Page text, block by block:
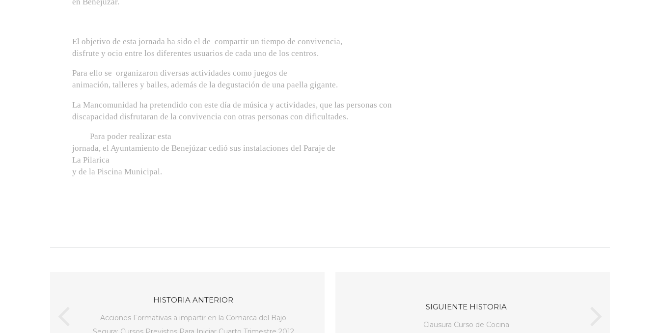
El objetivo de esta jornada ha sido el de compartir un tiempo de convivencia,
disfrute y ocio entre los diferentes usuarios de cada uno de los centros.
Para ello se organizaron diversas actividades como juegos de
animación, talleres y bailes, además de la degustación de una paella gigante.
La Mancomunidad ha pretendido con este día de música y actividades, que las personas con
discapacidad disfrutaran de la convivencia con otras personas con dificultades.
Para poder realizar esta
jornada, el Ayuntamiento de Benejúzar cedió sus instalaciones del Paraje de
La Pilarica
y de la Piscina Municipal.
HISTORIA ANTERIOR
Acciones Formativas a impartir en la Comarca del Bajo
SIGUIENTE HISTORIA
Clausura Curso de Cocina